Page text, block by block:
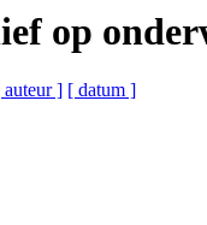
op
auteur ] [ datum ]